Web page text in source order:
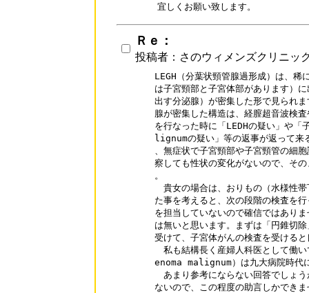
Ｒｅ：
投稿者：さのウィメンズクリニッ
LEGH（分葉状頸管腺過形成）は、稀
は子宮頸部と子宮体部があります）
出す分泌腺）が密集した形で見られ
腺が密集した構造は、経膣超音波検
を行なった時に「LEDHの疑い」や
lignumの疑い」等の返事が返って来
、無症状で子宮頸部や子宮頸管の細
察しても性状の変化がないので、そ
。
貴女の場合は、おりもの（水様性
た事を考えると、次の段階の検査を
を担当していないので確信ではあり
は無いと思います。まずは「円錐切
受けて、子宮体がんの検査を受ける
私も結構長く産婦人科医として働
enoma malignum）は九大病院時代
あまり参考にならない回答でしょ
ないので、この程度の助言しかでき